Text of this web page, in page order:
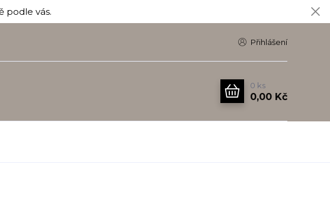
podle vás.
Přihlášení
0 ks
0,00 Kč